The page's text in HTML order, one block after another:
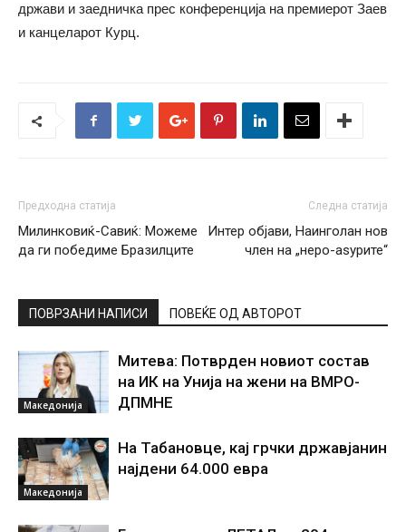
држави и заедничка прес конференција на премиерот Заев
и канцеларот Курц.
Предходна статија
Милинковиќ-Савиќ: Можеме
да ги победиме Бразилците
Следна статија
Интер објави, Наинголан нов
член на „неро-аѕурите“
ПОВРЗАНИ НАПИСИ ПОВЕЌЕ ОД АВТОРОТ
Македонија
Митева: Потврден новиот состав
на ИК на Унија на жени на ВМРО-
ДПМНЕ
Македонија
На Табановце, кај грчки државјанин
најдени 64.000 евра